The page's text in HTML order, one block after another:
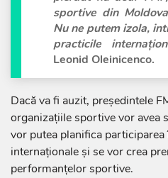
sportive din
Nu ne putem izola,
practicile
Leonid Oleinicenco.
Dacă va fi auzit, președintele
organizațiile sportive vor avea
vor putea planifica
internaționale și se vor crea
performanțelor sportive.